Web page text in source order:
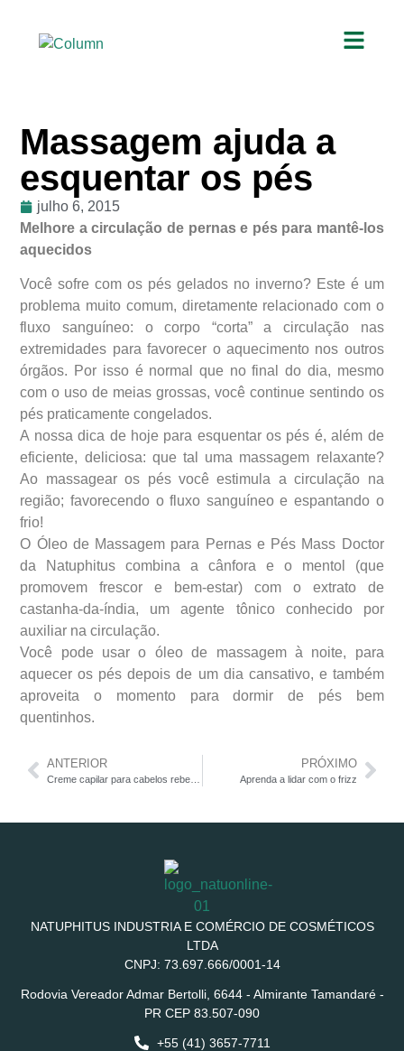
Massagem ajuda a
esquentar os pés
julho 6, 2015
Melhore a circulação de pernas e pés para mantê-los
aquecidos
Você sofre com os pés gelados no inverno? Este é um
problema muito comum, diretamente relacionado com o
fluxo sanguíneo: o corpo “corta” a circulação nas
extremidades para favorecer o aquecimento nos outros
órgãos. Por isso é normal que no final do dia, mesmo
com o uso de meias grossas, você continue sentindo os
pés praticamente congelados.
A nossa dica de hoje para esquentar os pés é, além de
eficiente, deliciosa: que tal uma massagem relaxante?
Ao massagear os pés você estimula a circulação na
região; favorecendo o fluxo sanguíneo e espantando o
frio!
O Óleo de Massagem para Pernas e Pés Mass Doctor
da Natuphitus combina a cânfora e o mentol (que
promovem frescor e bem-estar) com o extrato de
castanha-da-índia, um agente tônico conhecido por
auxiliar na circulação.
Você pode usar o óleo de massagem à noite, para
aquecer os pés depois de um dia cansativo, e também
aproveita o momento para dormir de pés bem
quentinhos.
ANTERIOR PRÓXIMO
Aprenda a lidar com o frizz
NATUPHITUS INDUSTRIA E COMÉRCIO DE COSMÉTICOS
LTDA
CNPJ: 73.697.666/0001-14
Rodovia Vereador Admar Bertolli, 6644 - Almirante Tamandaré -
PR CEP 83.507-090
+55 (41) 3657-7711